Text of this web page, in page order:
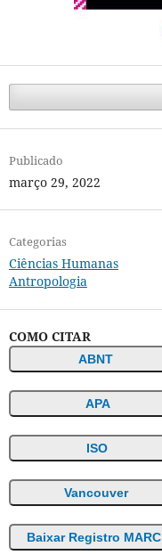
Publicado
março 29, 2022
Categorias
Ciências Humanas
Antropologia
COMO CITAR
ABNT
APA
ISO
Vancouver
Baixar Registro MARC